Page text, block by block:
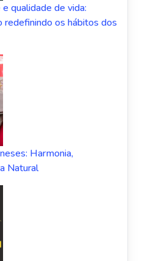
qualidade de vida:
redefinindo os hábitos dos
Harmonia,
Natural